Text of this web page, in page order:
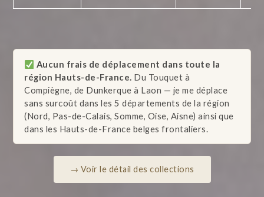
Aucun frais de déplacement dans toute la
région Hauts-de-France. Du Touquet à
Compiègne, de Dunkerque à Laon — je me déplace
sans surcoût dans les 5 départements de la région
(Nord, Pas-de-Calais, Somme, Oise, Aisne) ainsi que
dans les Hauts-de-France belges frontaliers.
→ Voir le détail des collections